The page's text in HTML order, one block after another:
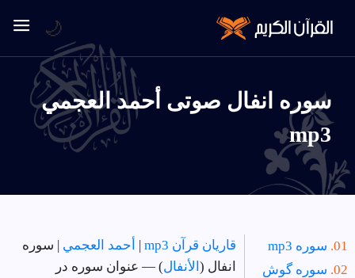
سوره انفال صوتی أحمد العجمي
mp3
سوره mp3
سوره گوش
قاریان قرآن mp3 | أحمد العجمي | سوره
انفال ( الأنفال) — عنوان سوره در
🌙